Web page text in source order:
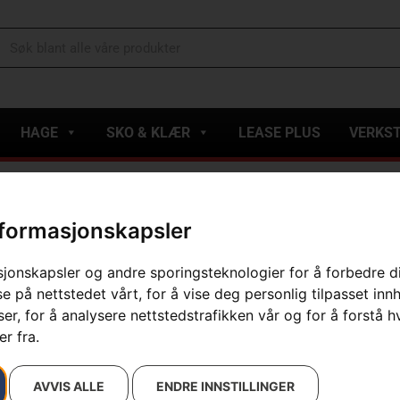
og andre sporingsteknologier for å forbedre
på nettstedet vårt, for å vise deg personlig tilpasset
for å analysere nettstedstrafikken vår og for å forstå
fra.
AVVIS ALLE ENDRE INNSTILLINGER
HAGE SKO & KLÆR LEASE PLUS
Artikelnummer:
510192102
Kategorier:
Grensag Skog
Varemerke :Husqvarna
419kr